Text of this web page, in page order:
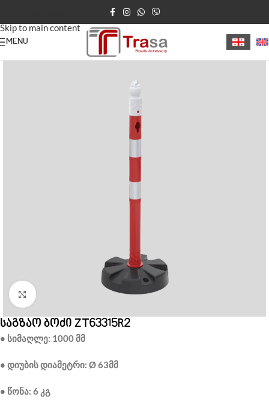
Skip to main content
MENU
მთავარი
Click to enlarge
საგზაო ბოძი ZT63315R2
• სიმაღლე: 1000 მმ
• დიუბის დიამეტრი: Ø 63მმ
• წონა: 6 კგ